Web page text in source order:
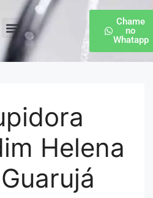
Chame
no
Whatapp
Helena